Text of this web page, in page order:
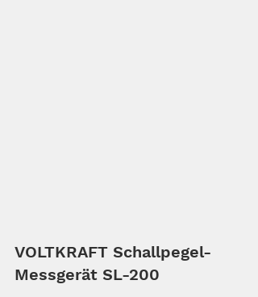
VOLTKRAFT Schallpegel-
Messgerät SL-200